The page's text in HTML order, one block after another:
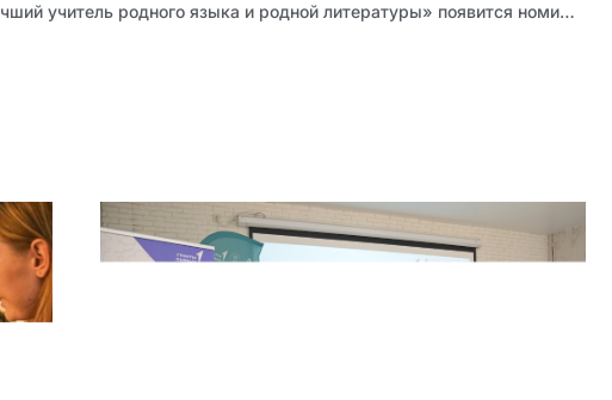
В конкурсе «Лучший учитель родного языка и родной литературы» появится номинация для воспитателей детских садов